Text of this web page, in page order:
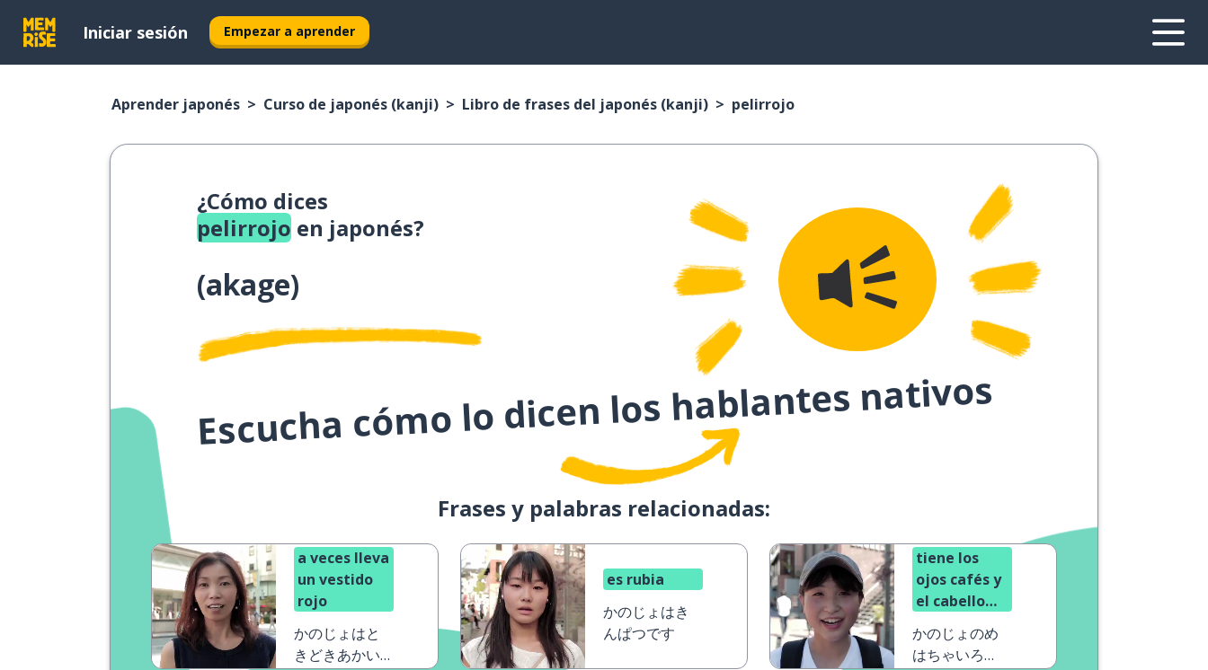
Iniciar sesión Empezar a aprender
Aprender japonés Curso de japonés (kanji) Libro de frases del japonés (kanji) pelirrojo
¿Cómo dices
pelirrojo en japonés?
(akage)
Escucha cómo lo dicen los hablantes nativos
Frases y palabras relacionadas:
a veces lleva
un vestido
rojo
かのじょはと
きどきあかい
es rubia
かのじょはき
んぱつです
tiene los
ojos cafés y
el cabello
かのじょのめ
はちゃいろ